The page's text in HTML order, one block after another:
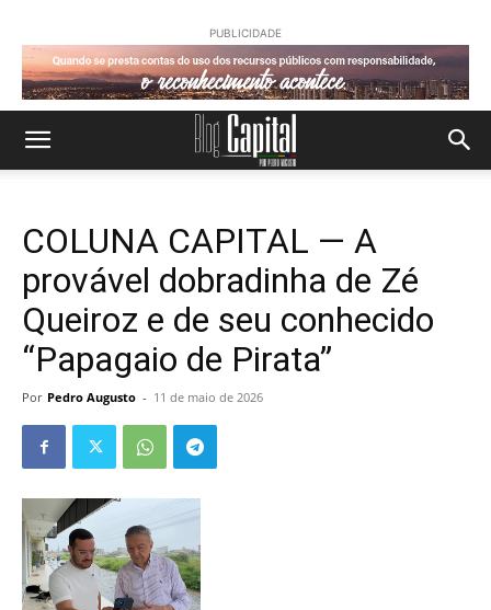
PUBLICIDADE
COLUNA CAPITAL — A
provável dobradinha de Zé
Queiroz e de seu conhecido
“Papagaio de Pirata”
Por Pedro Augusto - 11 de maio de 2026